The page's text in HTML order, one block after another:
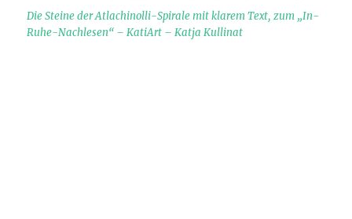
Die Steine der Atlachinolli-Spirale mit klarem Text, zum „In-
Ruhe-Nachlesen“ – KatiArt – Katja Kullinat